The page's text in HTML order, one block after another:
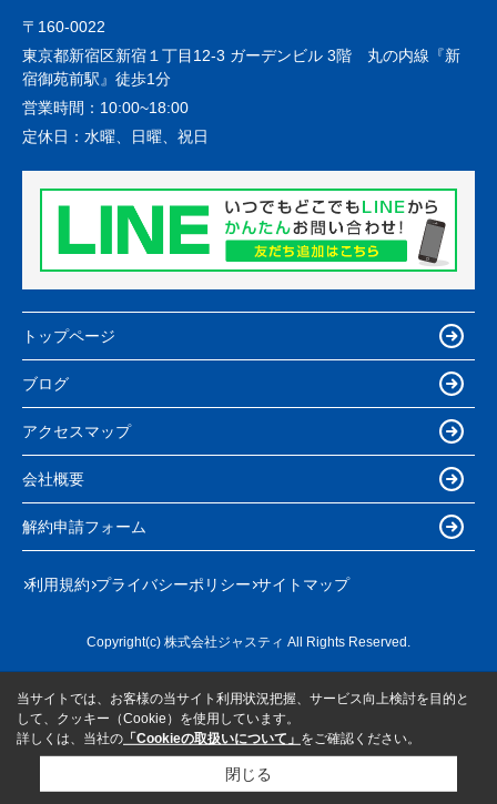
〒160-0022
東京都新宿区新宿１丁目12-3 ガーデンビル 3階 丸の内線『新
宿御苑前駅』徒歩1分
営業時間： 10:00~18:00
定休日： 水曜、日曜、祝日
トップページ
ブログ
アクセスマップ
会社概要
解約申請フォーム
利用規約 プライバシーポリシー サイトマップ
Copyright(c) 株式会社ジャスティ All Rights Reserved.
当サイトでは、お客様の当サイト利用状況把握、サービス向上検討を目的と
して、クッキー（Cookie）を使用しています。
詳しくは、当社の 「Cookieの取扱いについて」 をご確認ください。
閉じる